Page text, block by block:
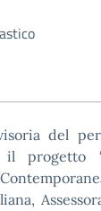
del
progetto